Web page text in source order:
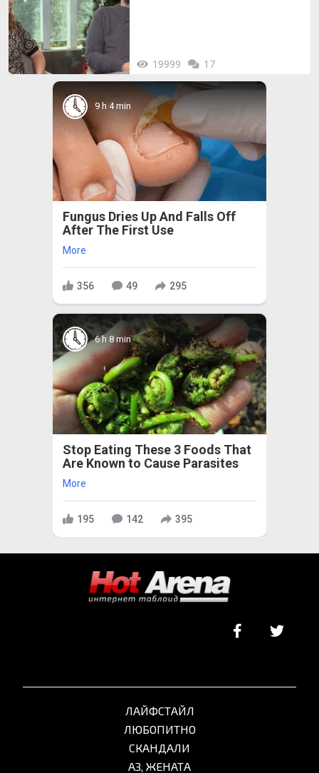
19999 17
9 h 4 min
Fungus Dries Up And Falls Off
After The First Use
More
356 49 295
6 h 8 min
Stop Eating These 3 Foods That
Are Known to Cause Parasites
More
195 142 395
ЛАЙФСТАЙЛ
ЛЮБОПИТНО
СКАНДАЛИ
АЗ, ЖЕНАТА